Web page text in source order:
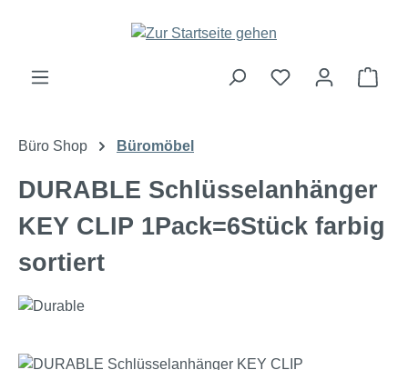
Zum Hauptinhalt springen
Büro Shop Büromöbel
DURABLE Schlüsselanhänger
KEY CLIP 1Pack=6Stück farbig
sortiert
Bildergalerie überspringen